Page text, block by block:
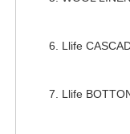
Llife
Llife